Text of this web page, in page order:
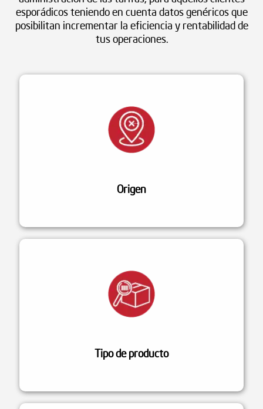
esporádicos teniendo en cuenta datos genéricos que
posibilitan incrementar la eficiencia y rentabilidad de
tus operaciones.
Origen
Tipo de producto